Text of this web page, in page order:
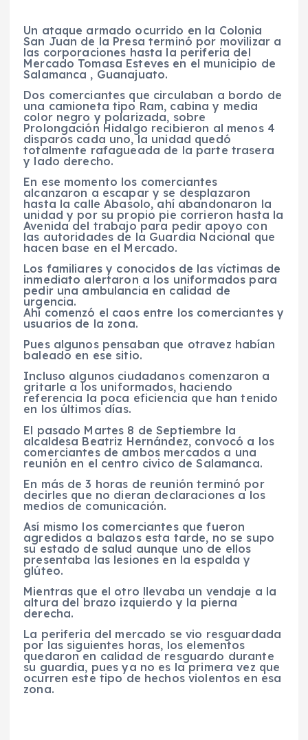
Un ataque armado ocurrido en la Colonia
San Juan de la Presa terminó por movilizar a
las corporaciones hasta la periferia del
Mercado Tomasa Esteves en el municipio de
Salamanca , Guanajuato.
Dos comerciantes que circulaban a bordo de
una camioneta tipo Ram, cabina y media
color negro y polarizada, sobre
Prolongación Hidalgo recibieron al menos 4
disparos cada uno, la unidad quedó
totalmente rafagueada de la parte trasera
y lado derecho.
En ese momento los comerciantes
alcanzaron a escapar y se desplazaron
hasta la calle Abasolo, ahí abandonaron la
unidad y por su propio pie corrieron hasta la
Avenida del trabajo para pedir apoyo con
las autoridades de la Guardia Nacional que
hacen base en el Mercado.
Los familiares y conocidos de las víctimas de
inmediato alertaron a los uniformados para
pedir una ambulancia en calidad de
urgencia.
Ahí comenzó el caos entre los comerciantes y
usuarios de la zona.
Pues algunos pensaban que otravez habían
baleado en ese sitio.
Incluso algunos ciudadanos comenzaron a
gritarle a los uniformados, haciendo
referencia la poca eficiencia que han tenido
en los últimos días.
El pasado Martes 8 de Septiembre la
alcaldesa Beatriz Hernández, convocó a los
comerciantes de ambos mercados a una
reunión en el centro civico de Salamanca.
En más de 3 horas de reunión terminó por
decirles que no dieran declaraciones a los
medios de comunicación.
Así mismo los comerciantes que fueron
agredidos a balazos esta tarde, no se supo
su estado de salud aunque uno de ellos
presentaba las lesiones en la espalda y
glúteo.
Mientras que el otro llevaba un vendaje a la
altura del brazo izquierdo y la pierna
derecha.
La periferia del mercado se vio resguardada
por las siguientes horas, los elementos
quedaron en calidad de resguardo durante
su guardia, pues ya no es la primera vez que
ocurren este tipo de hechos violentos en esa
zona.